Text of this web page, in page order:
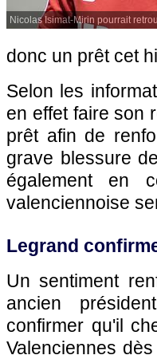
Nicolas Isimat-Mirin pourrait
donc un prêt cet
Selon les
en effet faire son
prêt afin de
grave blessure
également en
valenciennoise
Legrand
Un sentiment
ancien
confirmer qu'il
Valenciennes